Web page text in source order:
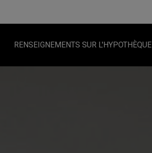
RENSEIGNEMENTS SUR L'HYPOTHÈQUE